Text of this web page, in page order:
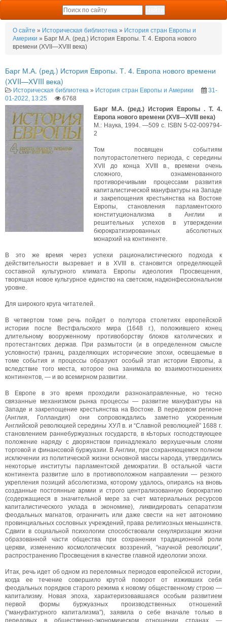
О сайте » Историческая библиотека » История стран Европы и
Америки » Барг М.А. (ред.) История Европы. Т. 4. Европа нового
времени (ХVII—ХVIII века)
Барг М.А. (ред.) История Европы. Т. 4. Европа нового времени
(ХVII—ХVIII века)
Историческая библиотека » История стран Европы и Америки
31-
01-2022, 13:25
6768
Барг М.А. (ред.) История Европы . Т. 4.
Европа нового времени (ХVII—ХVIII века)
М.: Наука, 1994. —509 с. ISBN 5-02-009794-
2
Том посвящен событиям
полуторастолетнего периода, с середины
XVII до конца XVIII в., времени очень
сложного, ознаменованного
противоречивыми процессами развития
капиталистической мануфактуры на Западе
и закрепощения крестьянства на Востоке
Европы, становления парламентского
конституционализма в Англии и
решительных успехов в утверждении
бюрократизированных абсолютных
монархий на континенте.
В это же время через успехи рационалистического подхода к
действительности вызревает и в XVIII в. становится определяющей
составной культурного климата Европы идеология Просвещения,
творящая новое культурное единство на светском, надконфессиональном
уровне.
Для широкого круга читателей.
В четвертом томе речь пойдет о полутора столетиях европейской
истории после Вестфальского мира (1648 г.), положившего конец
длительному вооруженному противоборству блоков католических и
протестантских держав. При размытости (и в определенном смысле
условности) границ, разделяющих исторические эпохи, освещаемые в
томе события и процессы образуют особый этап истории Европы, а
вследствие того места, которое она занимала во взаимоотношениях
континентов, — и во всемирном развитии.
В Европе в это время проходили разнонаправленные, но тесно
связанные механизмом рынка процессы — развитие мануфактуры на
Западе и закрепощение крестьянства на Востоке. В передовом регионе
(Англия, Голландия) они сопровождались заметно ускоренным
Английской революцией середины ХУЛ в. и “Славной революцией” 1688 г.
становлением раннебуржуазных государств, в кЬторых господствующее
положение наряду с дворянством принадлежало верхушечным слоям
торговой и финансовой буржуазии. В Англии, при сохраняющемся полном
исключении из политической жизни основной массы народа, утвердились
некоторые институты парламентской демократии. В остальной части
континента развитие шло в противоположном направлении — резкого
укрепления позиций абсолютизма, которому удалось, опираясь на вновь
созданные постоянные армии и строго централизованную бюрократию
(содержащиеся в значительной мере за счет материальных ресурсов
капиталистического уклада в экономике), ликвидировать сепаратизм
феодальных магнатов, ограничить или даже свести на нет автономию
провинциальных сословных учреждений, права религиозных меньшинств.
Сдвиги в социальной психологии способствовали секуляризации жизни
образованной части общества при сохранении традиционной роли
церкви, изменению космологических воззрений, “научной революции”,
распространению Просвещения в качестве главной идеологии эпохи.
Итак, речь идет об одном из переломных периодов европейской истории,
когда ее течение совершило крутой поворот от изживших себя
феодальных порядков старого режима к новому общественному строю —
капитализму. Новая эпоха, характеризовавшаяся особым развитием
первой формы буржуазных производственных отношений
(“мануфактурного капитализма”), заявила о себе вначале только в
передовых в общественно-экономическом отношении странах —